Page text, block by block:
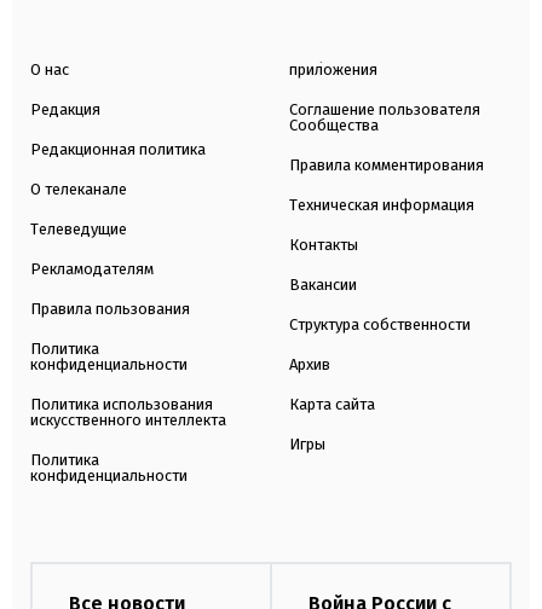
О нас
Редакция
Редакционная политика
О телеканале
Телеведущие
Рекламодателям
Правила пользования
Политика
конфиденциальности
Политика использования
искусственного интеллекта
Политика
конфиденциальности
приложения
Соглашение пользователя
Сообщества
Правила комментирования
Техническая информация
Контакты
Вакансии
Структура собственности
Архив
Карта сайта
Игры
Все новости
Война России с